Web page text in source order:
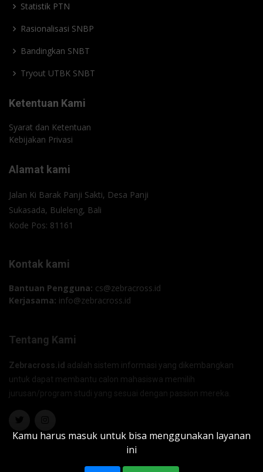
Kamu harus masuk untuk bisa menggunakan layanan
ini
Statistik PTN
Rasionalisasi SNBP
Bandingkan SNBT
Tryout UTBK SNBT
Ketentuan Kami
Syarat dan Ketentuan
Kebijakan Privasi
Alamat kami
Jalan Ki Barak Panji Sakti, Desa Panji
Sukasada, Buleleng, Bali
Kode Pos: 81161
Kontak kami
Bantuan Pengguna: cs@zebracross.id
Kerjasama: info@zebracross.id
Tentang Kami
Zebracross.id adalah sistem informasi yang dikembangkan
untuk dapat membantu calon mahasiswa memilih
jurusan/program studi yang sesuai dengan passion mereka.